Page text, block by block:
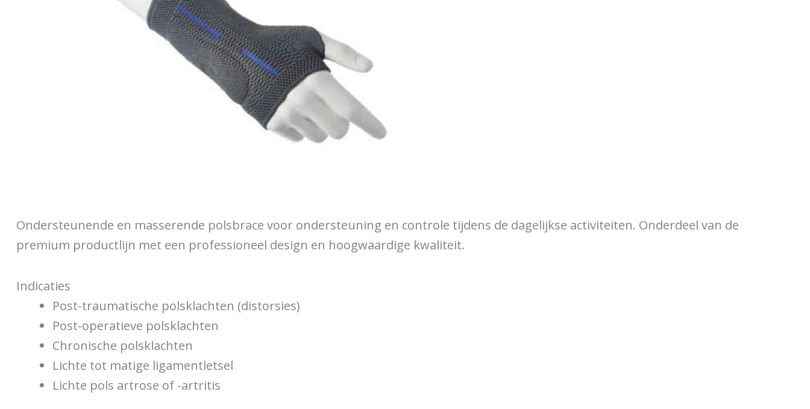
Ondersteunende en masserende polsbrace voor ondersteuning en controle tijdens de dagelijkse activiteiten. Onderdeel van de
premium productlijn met een professioneel design en hoogwaardige kwaliteit.
Indicaties
Post-traumatische polsklachten (distorsies)
Post-operatieve polsklachten
Chronische polsklachten
Lichte tot matige ligamentletsel
Lichte pols artrose of -artritis